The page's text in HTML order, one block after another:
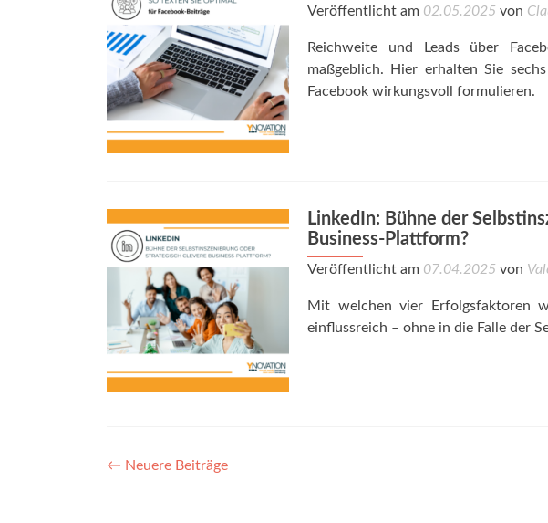
Veröffentlicht am 02.05.2025 von
Reichweite und Leads über
maßgeblich. Hier erhalten Sie
Facebook wirkungsvoll formulieren.
LinkedIn: Bühne der
Business-Plattform?
Veröffentlicht am 07.04.2025 von
Mit welchen vier Erfolgsfaktoren
einflussreich – ohne in die Falle der
Posts
← Neuere Beiträge